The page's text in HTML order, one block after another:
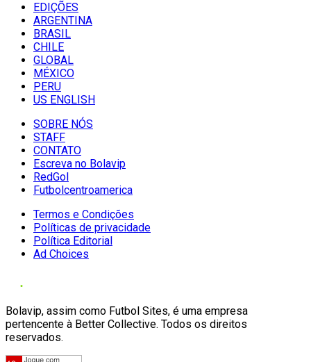
EDIÇÕES
ARGENTINA
BRASIL
CHILE
GLOBAL
MÉXICO
PERU
US ENGLISH
SOBRE NÓS
STAFF
CONTATO
Escreva no Bolavip
RedGol
Futbolcentroamerica
Termos e Condições
Políticas de privacidade
Política Editorial
Ad Choices
Bolavip, assim como Futbol Sites, é uma empresa
pertencente à Better Collective. Todos os direitos
reservados.